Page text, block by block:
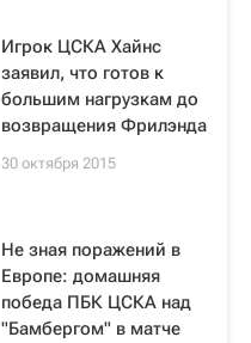
Игрок ЦСКА Хайнс
заявил, что готов к
большим нагрузкам до
возвращения Фрилэнда
30 октября 2015
Не зная поражений в
Европе: домашняя
победа ПБК ЦСКА над
"Бамбергом" в матче